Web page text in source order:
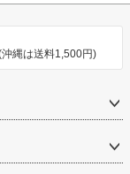
沖縄は送料1,500円)